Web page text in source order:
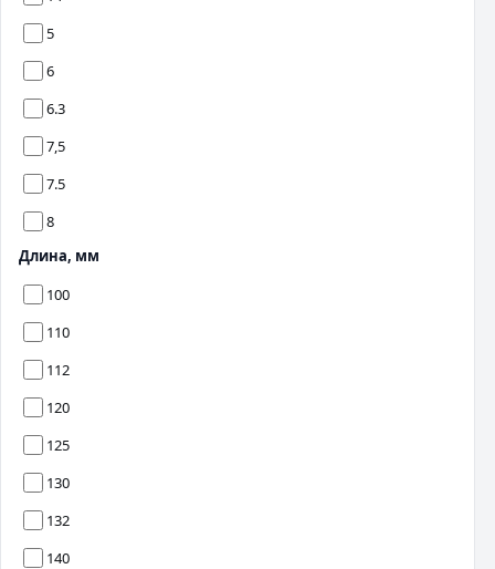
5
6
6.3
7,5
7.5
8
Длина, мм
100
110
112
120
125
130
132
140